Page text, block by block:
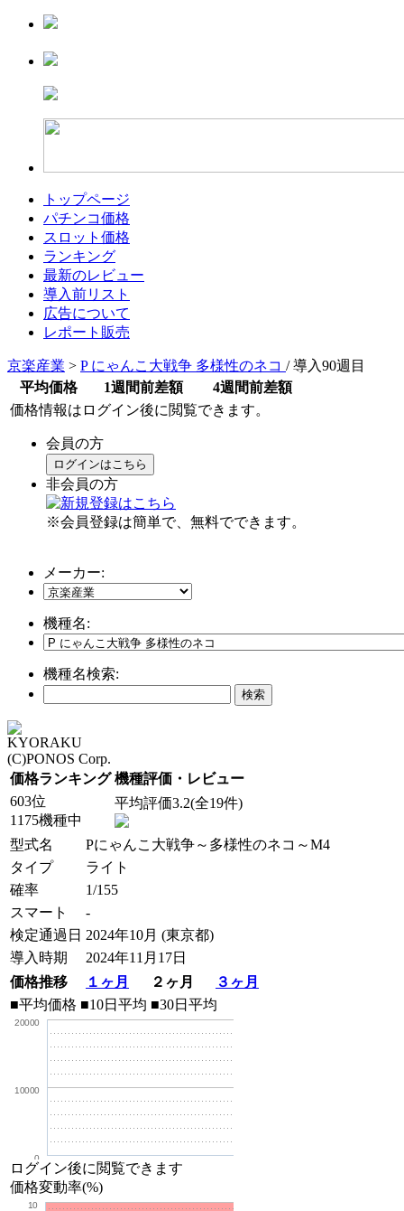
トップページ
パチンコ価格
スロット価格
ランキング
最新のレビュー
導入前リスト
広告について
レポート販売
京楽産業 > P にゃんこ大戦争 多様性のネコ / 導入90週目
平均価格
1週間前差額
4週間前差額
価格情報はログイン後に閲覧できます。
会員の方
ログインはこちら
非会員の方
※会員登録は簡単で、無料でできます。
メーカー:
機種名:
機種名検索:
KYORAKU
(C)PONOS Corp.
価格ランキング 機種評価・レビュー
603位
1175機種中
平均評価3.2(全19件)
型式名
Pにゃんこ大戦争～多様性のネコ～M4
タイプ
ライト
確率
1/155
スマート
-
検定通過日 2024年10月 (東京都)
導入時期
2024年11月17日
価格推移
１ヶ月 ２ヶ月
３ヶ月
■平均価格 ■10日平均 ■30日平均
0
10000
20000
ログイン後に閲覧できます
価格変動率(%)
10